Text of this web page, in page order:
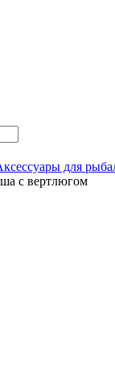
для
с вертлюгом